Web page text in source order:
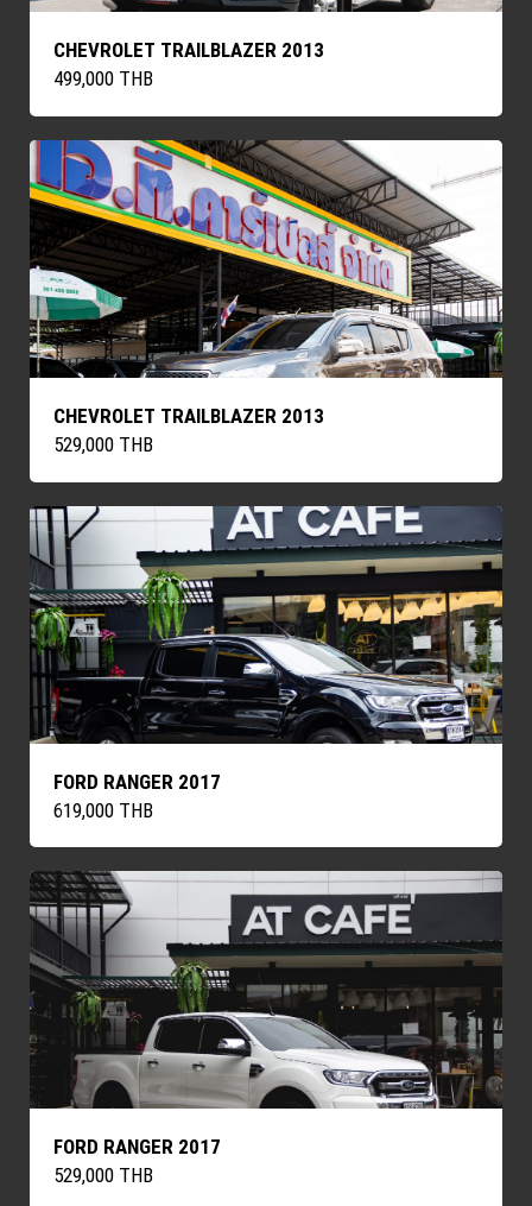
CHEVROLET TRAILBLAZER 2013
499,000 THB
CHEVROLET TRAILBLAZER 2013
529,000 THB
FORD RANGER 2017
619,000 THB
FORD RANGER 2017
529,000 THB